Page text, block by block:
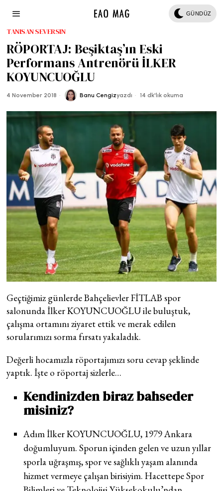
GÜNDÜZ
TANISAN SEVERSIN
RÖPORTAJ: Beşiktaş’ın Eski
Performans Antrenörü İLKER
KOYUNCUOĞLU
4 November 2018 Banu Cengizyazdı 14 dk'lık okuma
Geçtiğimiz günlerde Bahçelievler FİTLAB spor
salonunda İlker KOYUNCUOĞLU ile buluştuk,
çalışma ortamını ziyaret ettik ve merak edilen
sorularımızı sorma fırsatı yakaladık.
Değerli hocamızla röportajımızı soru cevap şeklinde
yaptık. İşte o röportaj sizlerle…
Kendinizden biraz bahseder
misiniz?
Adım İlker KOYUNCUOĞLU, 1979 Ankara
doğumluyum. Sporun içinden gelen ve uzun yıllar
sporla uğraşmış, spor ve sağlıklı yaşam alanında
hizmet vermeye çalışan birisiyim. Hacettepe Spor